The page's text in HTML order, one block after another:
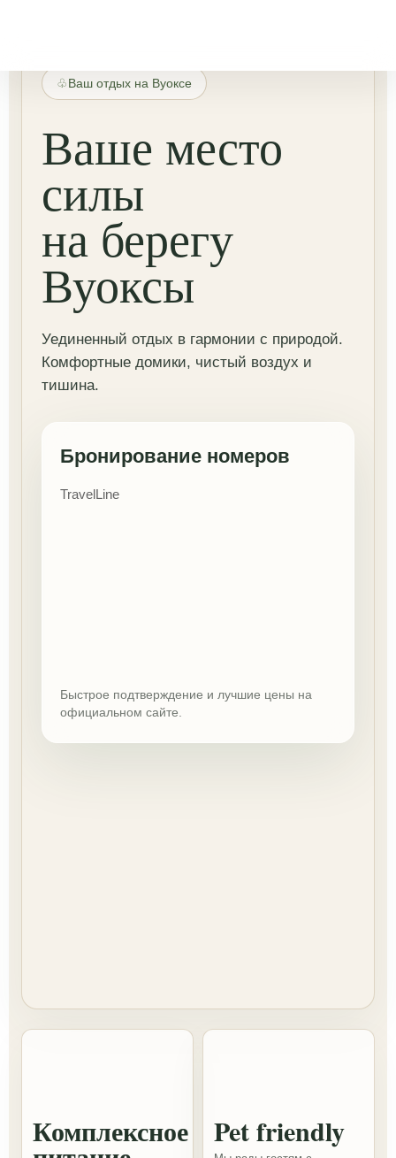
Ваш отдых на Вуоксе
Ваше место
силы
на берегу
Вуоксы
Уединенный отдых в гармонии с природой.
Комфортные домики, чистый воздух и
тишина.
Бронирование номеров
TravelLine
Быстрое подтверждение и лучшие цены на
официальном сайте.
Комплексное Pet friendly